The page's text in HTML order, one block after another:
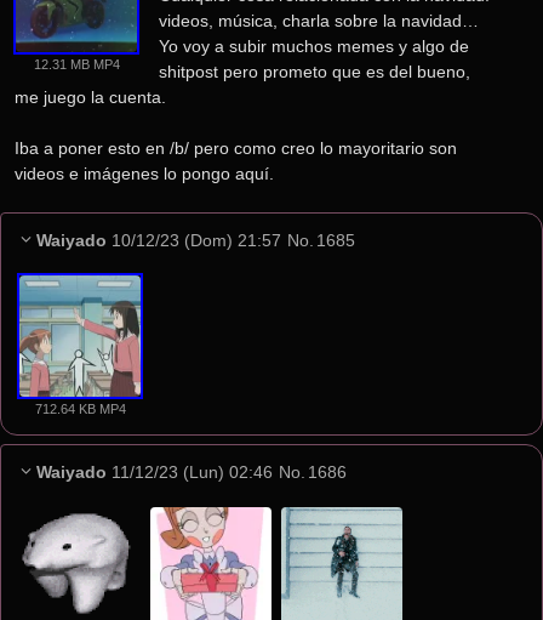
12.31 MB MP4
videos, música, charla sobre la navidad…
Yo voy a subir muchos memes y algo de
shitpost pero prometo que es del bueno,
me juego la cuenta.
Iba a poner esto en /b/ pero como creo lo mayoritario son
videos e imágenes lo pongo aquí.
Waiyado 10/12/23 (Dom) 21:57 No. 1685
712.64 KB MP4
Waiyado 11/12/23 (Lun) 02:46 No. 1686